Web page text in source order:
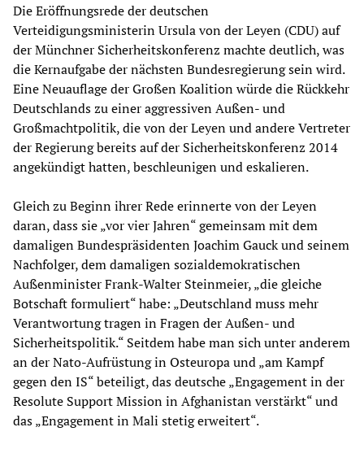
Die Eröffnungsrede der deutschen
Verteidigungsministerin Ursula von der Leyen (CDU) auf
der Münchner Sicherheitskonferenz machte deutlich, was
die Kernaufgabe der nächsten Bundesregierung sein wird.
Eine Neuauflage der Großen Koalition würde die Rückkehr
Deutschlands zu einer aggressiven Außen- und
Großmachtpolitik, die von der Leyen und andere Vertreter
der Regierung bereits auf der Sicherheitskonferenz 2014
angekündigt hatten, beschleunigen und eskalieren.
Gleich zu Beginn ihrer Rede erinnerte von der Leyen
daran, dass sie „vor vier Jahren“ gemeinsam mit dem
damaligen Bundespräsidenten Joachim Gauck und seinem
Nachfolger, dem damaligen sozialdemokratischen
Außenminister Frank-Walter Steinmeier, „die gleiche
Botschaft formuliert“ habe: „Deutschland muss mehr
Verantwortung tragen in Fragen der Außen- und
Sicherheitspolitik.“ Seitdem habe man sich unter anderem
an der Nato-Aufrüstung in Osteuropa und „am Kampf
gegen den IS“ beteiligt, das deutsche „Engagement in der
Resolute Support Mission in Afghanistan verstärkt“ und
das „Engagement in Mali stetig erweitert“.